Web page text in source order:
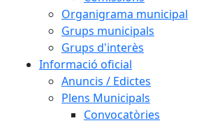
Organigrama municipal
Grups municipals
Grups d'interès
Informació oficial
Anuncis / Edictes
Plens Municipals
Convocatòries